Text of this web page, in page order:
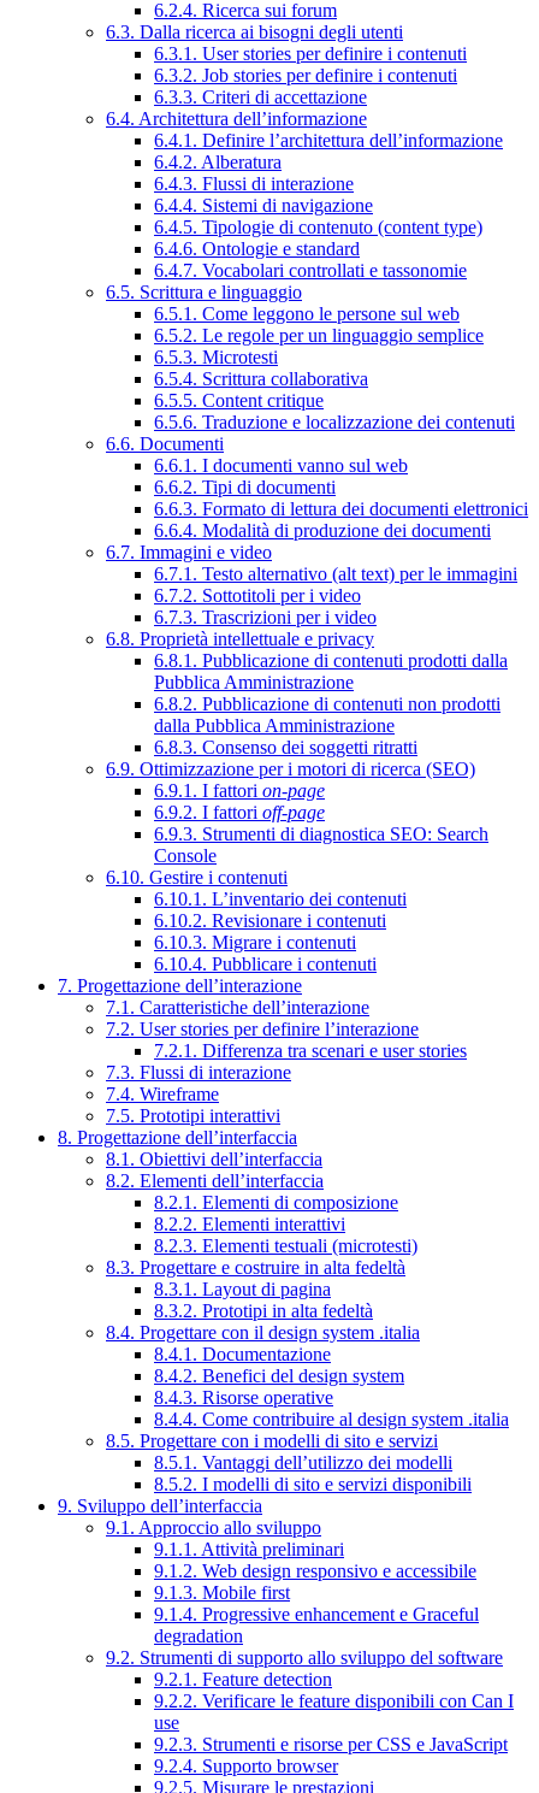
6.2.4. Ricerca sui forum
6.3. Dalla ricerca ai bisogni degli utenti
6.3.1. User stories per definire i contenuti
6.3.2. Job stories per definire i contenuti
6.3.3. Criteri di accettazione
6.4. Architettura dell’informazione
6.4.1. Definire l’architettura dell’informazione
6.4.2. Alberatura
6.4.3. Flussi di interazione
6.4.4. Sistemi di navigazione
6.4.5. Tipologie di contenuto (content type)
6.4.6. Ontologie e standard
6.4.7. Vocabolari controllati e tassonomie
6.5. Scrittura e linguaggio
6.5.1. Come leggono le persone sul web
6.5.2. Le regole per un linguaggio semplice
6.5.3. Microtesti
6.5.4. Scrittura collaborativa
6.5.5. Content critique
6.5.6. Traduzione e localizzazione dei contenuti
6.6. Documenti
6.6.1. I documenti vanno sul web
6.6.2. Tipi di documenti
6.6.3. Formato di lettura dei documenti elettronici
6.6.4. Modalità di produzione dei documenti
6.7. Immagini e video
6.7.1. Testo alternativo (alt text) per le immagini
6.7.2. Sottotitoli per i video
6.7.3. Trascrizioni per i video
6.8. Proprietà intellettuale e privacy
6.8.1. Pubblicazione di contenuti prodotti dalla
Pubblica Amministrazione
6.8.2. Pubblicazione di contenuti non prodotti
dalla Pubblica Amministrazione
6.8.3. Consenso dei soggetti ritratti
6.9. Ottimizzazione per i motori di ricerca (SEO)
6.9.1. I fattori on-page
6.9.2. I fattori off-page
6.9.3. Strumenti di diagnostica SEO: Search
Console
6.10. Gestire i contenuti
6.10.1. L’inventario dei contenuti
6.10.2. Revisionare i contenuti
6.10.3. Migrare i contenuti
6.10.4. Pubblicare i contenuti
7. Progettazione dell’interazione
7.1. Caratteristiche dell’interazione
7.2. User stories per definire l’interazione
7.2.1. Differenza tra scenari e user stories
7.3. Flussi di interazione
7.4. Wireframe
7.5. Prototipi interattivi
8. Progettazione dell’interfaccia
8.1. Obiettivi dell’interfaccia
8.2. Elementi dell’interfaccia
8.2.1. Elementi di composizione
8.2.2. Elementi interattivi
8.2.3. Elementi testuali (microtesti)
8.3. Progettare e costruire in alta fedeltà
8.3.1. Layout di pagina
8.3.2. Prototipi in alta fedeltà
8.4. Progettare con il design system .italia
8.4.1. Documentazione
8.4.2. Benefici del design system
8.4.3. Risorse operative
8.4.4. Come contribuire al design system .italia
8.5. Progettare con i modelli di sito e servizi
8.5.1. Vantaggi dell’utilizzo dei modelli
8.5.2. I modelli di sito e servizi disponibili
9. Sviluppo dell’interfaccia
9.1. Approccio allo sviluppo
9.1.1. Attività preliminari
9.1.2. Web design responsivo e accessibile
9.1.3. Mobile first
9.1.4. Progressive enhancement e Graceful
degradation
9.2. Strumenti di supporto allo sviluppo del software
9.2.1. Feature detection
9.2.2. Verificare le feature disponibili con Can I
use
9.2.3. Strumenti e risorse per CSS e JavaScript
9.2.4. Supporto browser
9.2.5. Misurare le prestazioni